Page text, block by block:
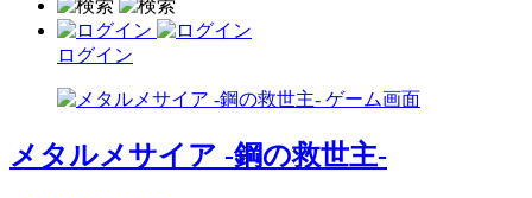
ログイン
メタルメサイア -鋼の救世主-